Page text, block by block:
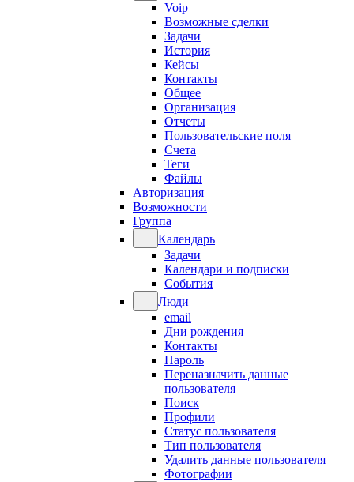
Voip
Возможные сделки
Задачи
История
Кейсы
Контакты
Общее
Организация
Отчеты
Пользовательские поля
Счета
Теги
Файлы
Авторизация
Возможности
Группа
Календарь
Задачи
Календари и подписки
События
Люди
email
Дни рождения
Контакты
Пароль
Переназначить данные
пользователя
Поиск
Профили
Статус пользователя
Тип пользователя
Удалить данные пользователя
Фотографии